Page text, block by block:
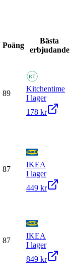
Poäng
Bästa
erbjudande
89
Kitchentime
I lager
178 kr
87
IKEA
I lager
449 kr
87
IKEA
I lager
849 kr